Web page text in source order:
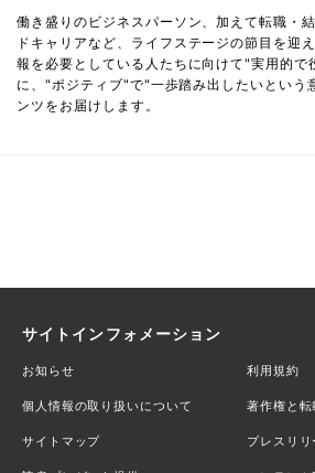
働き盛りのビジネスパーソン、加えて転職・
ドキャリアなど、ライフステージの節目を迎
報を必要としている人たちに向けて"実用的で
に、"ポジティブ"で"一歩踏み出したいという
ンツをお届けします。
サイトインフォメーション
お知らせ 利用規約
個人情報の取り扱いについて 著作権と転
サイトマップ プレスリ